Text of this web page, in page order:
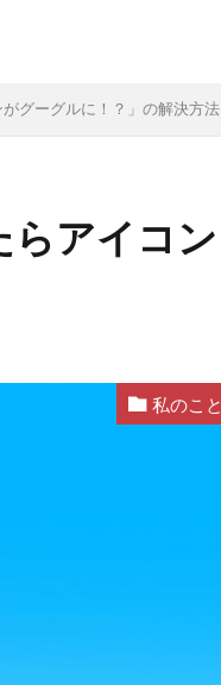
グーグルに！？」の解決方法
らアイコン
私のこと